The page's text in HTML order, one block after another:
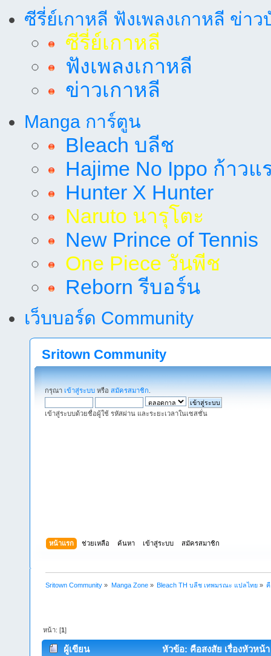
ซีรี่ย์เกาหลี ฟังเพลงเกาหลี ข่าว
ซีรี่ย์เกาหลี
ฟังเพลงเกาหลี
ข่าวเกาหลี
Manga การ์ตูน
Bleach บลีช
Hajime No Ippo ก้าวแ
Hunter X Hunter
Naruto นารุโตะ
New Prince of Tennis
One Piece วันพีช
Reborn รีบอร์น
เว็บบอร์ด Community
Sritown Community
กรุณา เข้าสู่ระบบ หรือ สมัครสมาชิก
เข้าสู่ระบบด้วยชื่อผู้ใช้ รหัสผ่าน และระยะเวลาในเซสชั่น
หน้าแรก ช่วยเหลือ ค้นหา เข้าสู่ระบบ สมัครสมาชิก
Sritown Community » Manga Zone» Bleach TH บลีช เทพมรณะ แปลไทย»
หน้า: [1]
ผู้เขียน หัวข้อ: คือสงสัย เรื่องหัวหน้